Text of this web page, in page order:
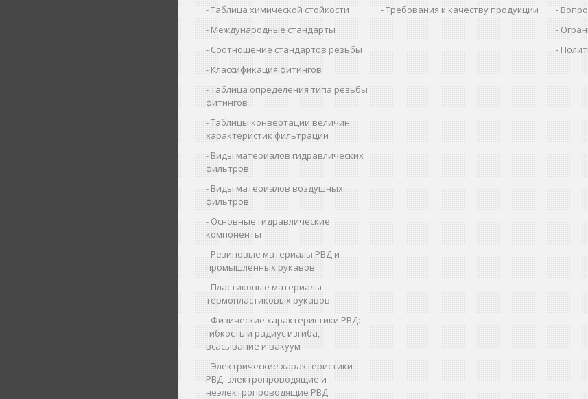
Таблица химической стойкости
Международные стандарты
Соотношение стандартов резьбы
Классификация фитингов
Таблица определения типа резьбы
фитингов
Таблицы конвертации величин
характеристик фильтрации
Виды материалов гидравлических
фильтров
Виды материалов воздушных
фильтров
Основные гидравлические
компоненты
Резиновые материалы РВД и
промышленных рукавов
Пластиковые материалы
термопластиковых рукавов
Физические характеристики РВД:
гибкость и радиус изгиба,
всасывание и вакуум
Электрические характеристики
РВД: электропроводящие и
неэлектропроводящие РВД
Требования к качеству продукции